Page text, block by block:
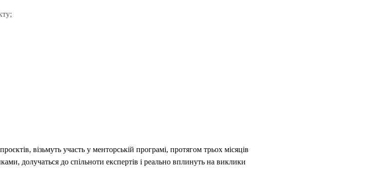
візьмуть участь у менторській програмі, протягом трьох місяців
долучаться до спільноти експертів і реально вплинуть на виклики